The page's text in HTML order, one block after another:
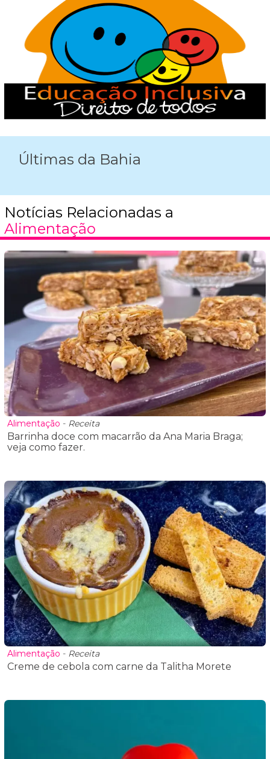
Últimas da Bahia
Notícias Relacionadas a
Alimentação
Alimentação - Receita
Barrinha doce com macarrão da Ana Maria Braga;
veja como fazer.
Alimentação - Receita
Creme de cebola com carne da Talitha Morete